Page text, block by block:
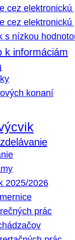
cez elektronickú
cez
s nízkou
k informáciám
konaní
2025/2026
prác